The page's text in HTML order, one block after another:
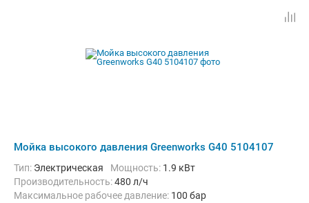
Мойка высокого давления Greenworks G40 5104107
Тип: Электрическая Мощность: 1.9 кВт
Производительность:480 л/ч
Максимальное рабочее давление: 100 бар